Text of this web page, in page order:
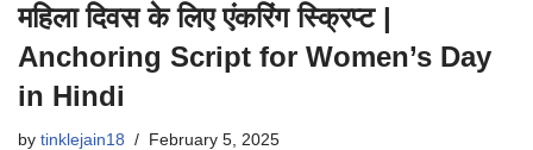
महिला दिवस के लिए एंकरिंग स्क्रिप्ट |
Anchoring Script for Women’s Day
in Hindi
by tinklejain18 February 5, 2025